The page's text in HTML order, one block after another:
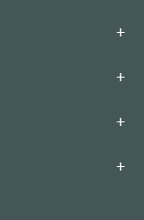
+
+
+
+